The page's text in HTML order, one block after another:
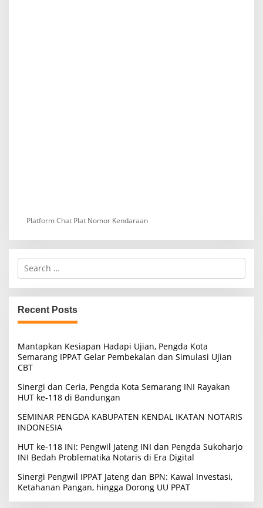
Platform Chat Plat Nomor Kendaraan
S
r
c
h
f
r
:
Recent Posts
Mantapkan Kesiapan Hadapi Ujian, Pengda Kota
Semarang IPPAT Gelar Pembekalan dan Simulasi Ujian
CBT
Sinergi dan Ceria, Pengda Kota Semarang INI Rayakan
HUT ke-118 di Bandungan
SEMINAR PENGDA KABUPATEN KENDAL IKATAN NOTARIS
INDONESIA
HUT ke-118 INI: Pengwil Jateng INI dan Pengda Sukoharjo
INI Bedah Problematika Notaris di Era Digital
Sinergi Pengwil IPPAT Jateng dan BPN: Kawal Investasi,
Ketahanan Pangan, hingga Dorong UU PPAT